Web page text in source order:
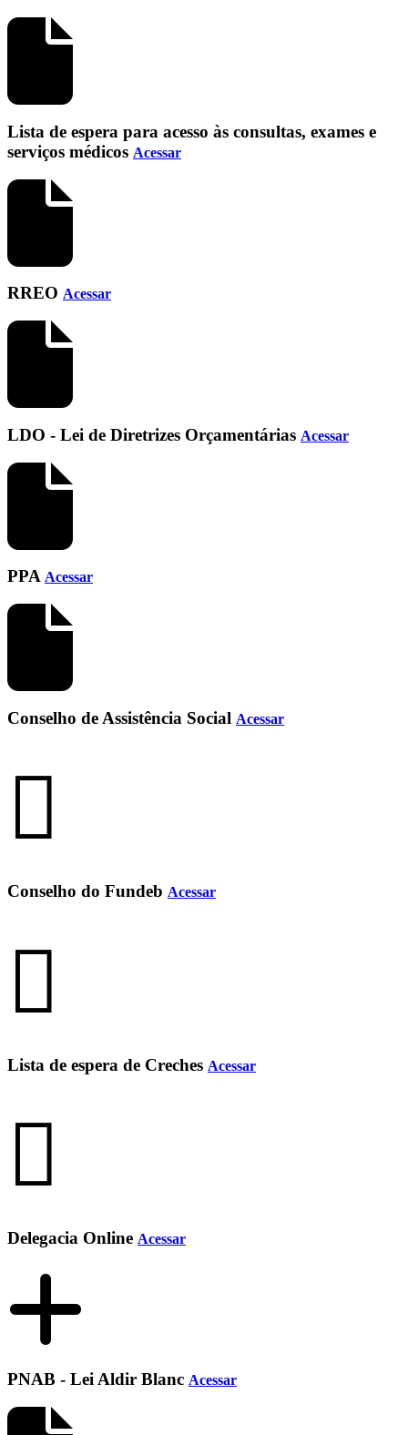
Lista de espera para acesso às consultas, exames e
serviços médicos Acessar
RREO Acessar
LDO - Lei de Diretrizes Orçamentárias Acessar
PPA Acessar
Conselho de Assistência Social Acessar
Conselho do Fundeb Acessar
Lista de espera de Creches Acessar
Delegacia Online Acessar
PNAB - Lei Aldir Blanc Acessar